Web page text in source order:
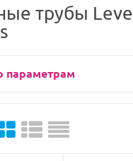
трубы
параметрам